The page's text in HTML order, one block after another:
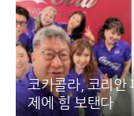
코카콜라, 코리안
제에 힘 보탠다